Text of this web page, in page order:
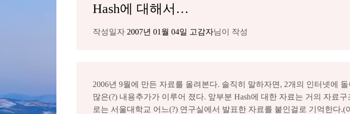
Hash에 대해서…
작성일자 2007년 01월 04일 고감자님이 작성
2006년 9월에 만든 자료를 올려본다. 솔직히 말하자면, 2개의 인터넷에
많은(?) 내용추가가 이루어 졌다. 앞부분 Hash에 대한 자료는 거의 자료
로는 서울대학교 어느(?) 연구실에서 발표한 자료를 붙인걸로 기억한다